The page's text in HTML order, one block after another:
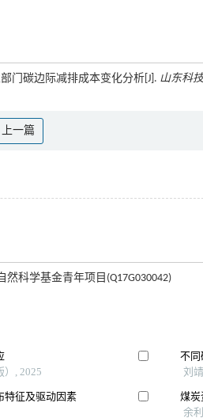
门碳边际减排成本变化分析[J]. 山东科
上一篇
科学基金青年项目(Q17G030042)